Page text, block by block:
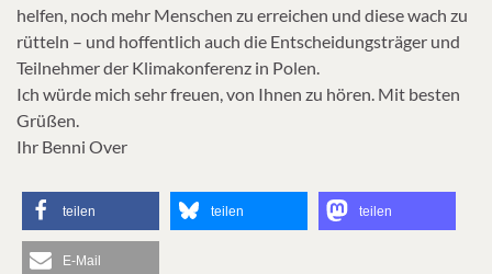
helfen, noch mehr Menschen zu erreichen und diese wach zu
rütteln – und hoffentlich auch die Entscheidungsträger und
Teilnehmer der Klimakonferenz in Polen.
Ich würde mich sehr freuen, von Ihnen zu hören. Mit besten
Grüßen.
Ihr Benni Over
teilen teilen teilen
E-Mail